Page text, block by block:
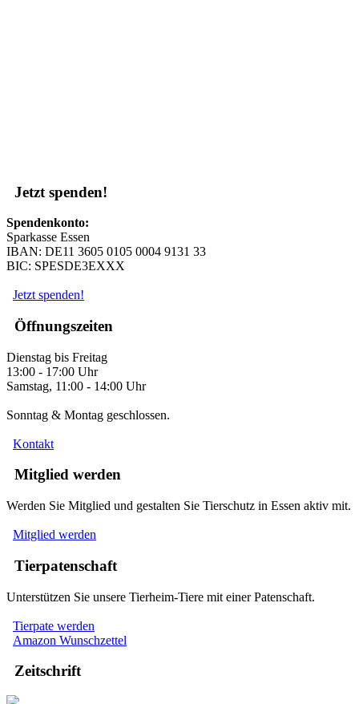
Jetzt spenden!
Spendenkonto:
Sparkasse Essen
IBAN: DE11 3605 0105 0004 9131 33
BIC: SPESDE3EXXX
Jetzt spenden!
Öffnungszeiten
Dienstag bis Freitag
13:00 - 17:00 Uhr
Samstag, 11:00 - 14:00 Uhr
Sonntag & Montag geschlossen.
Kontakt
Mitglied werden
Werden Sie Mitglied und gestalten Sie Tierschutz in Essen aktiv mit.
Mitglied werden
Tierpatenschaft
Unterstützen Sie unsere Tierheim-Tiere mit einer Patenschaft.
Tierpate werden
Amazon Wunschzettel
Zeitschrift